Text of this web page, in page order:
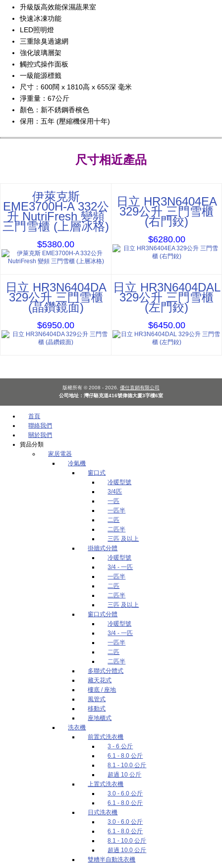
升級版高效能保濕蔬果室
快速冰凍功能
LED照明燈
三重除臭過濾網
強化玻璃層架
觸控式操作面板
一級能源標籤
尺寸：600闊 x 1810高 x 655深 毫米
淨重量：67公斤
顏色：新不銹鋼香檳色
保用：五年 (壓縮機保用十年)
尺寸相近產品
伊萊克斯
EME3700H-A 332公
升 NutriFresh 變頻
三門雪櫃 (上層冰格)
$5380.00
日立 HR3N6404EA
329公升 三門雪櫃
(右門鉸)
$6280.00
日立 HR3N6404DA
329公升 三門雪櫃
(晶鑽鏡面)
$6950.00
日立 HR3N6404DAL
329公升 三門雪櫃
(左門鉸)
$6450.00
版權所有 © 2008 - 2026. 優仕直銷有限公司
公司地址：灣仔駱克道416號偉德大廈3字樓6室
首頁
聯絡我們
關於我們
貨品分類
家居電器
冷氣機
窗口式
冷暖型號
3/4匹
一匹
一匹半
二匹
二匹半
三匹 及以上
掛牆式分體
冷暖型號
3/4 - 一匹
一匹半
二匹
二匹半
三匹 及以上
窗口式分體
冷暖型號
3/4 - 一匹
一匹半
二匹
二匹半
多聯式分體式
藏天花式
樓底 / 座地
風管式
移動式
座地櫃式
洗衣機
前置式洗衣機
3 - 6 公斤
6.1 - 8.0 公斤
8.1 - 10.0 公斤
超過 10 公斤
上置式洗衣機
3.0 - 6.0 公斤
6.1 - 8.0 公斤
日式洗衣機
3.0 - 6.0 公斤
6.1 - 8.0 公斤
8.1 - 10.0 公斤
超過 10.0 公斤
雙糟半自動洗衣機